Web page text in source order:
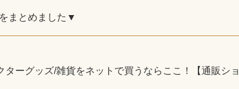
まとめました▼
ターグッズ/雑貨をネットで買うならここ！【通販ショ